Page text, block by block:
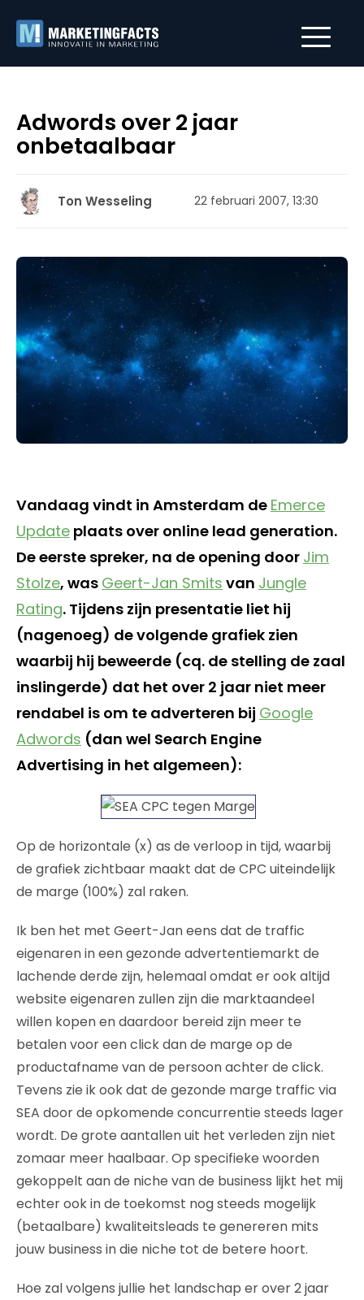
Adwords over 2 jaar
onbetaalbaar
Ton Wesseling 22 februari 2007, 13:30
Vandaag vindt in Amsterdam de Emerce
Update plaats over online lead generation.
De eerste spreker, na de opening door Jim
Stolze, was Geert-Jan Smits van Jungle
Rating. Tijdens zijn presentatie liet hij
(nagenoeg) de volgende grafiek zien
waarbij hij beweerde (cq. de stelling de zaal
inslingerde) dat het over 2 jaar niet meer
rendabel is om te adverteren bij Google
Adwords (dan wel Search Engine
Advertising in het algemeen):
Op de horizontale (x) as de verloop in tijd, waarbij
de grafiek zichtbaar maakt dat de CPC uiteindelijk
de marge (100%) zal raken.
Ik ben het met Geert-Jan eens dat de traffic
eigenaren in een gezonde advertentiemarkt de
lachende derde zijn, helemaal omdat er ook altijd
website eigenaren zullen zijn die marktaandeel
willen kopen en daardoor bereid zijn meer te
betalen voor een click dan de marge op de
productafname van de persoon achter de click.
Tevens zie ik ook dat de gezonde marge traffic via
SEA door de opkomende concurrentie steeds lager
wordt. De grote aantallen uit het verleden zijn niet
zomaar meer haalbaar. Op specifieke woorden
gekoppelt aan de niche van de business lijkt het mij
echter ook in de toekomst nog steeds mogelijk
(betaalbare) kwaliteitsleads te genereren mits
jouw business in die niche tot de betere hoort.
Hoe zal volgens jullie het landschap er over 2 jaar